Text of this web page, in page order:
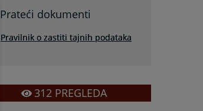
Prateći dokumenti
Pravilnik o zastiti tajnih podataka
312PREGLEDA